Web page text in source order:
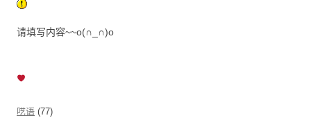
请填写内容~~o(∩_∩)o
呓语 (77)